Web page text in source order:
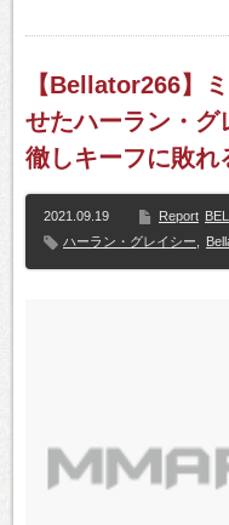
【Bellator266】
せたハーラン・グ
徹しキーフに敗れ
2021.09.19 Report
ハーラン・グレイシー